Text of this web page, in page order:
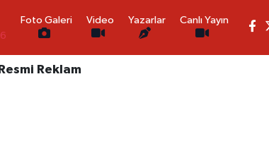
Foto Galeri Video Yazarlar Canlı Yayın
Resmi Reklam